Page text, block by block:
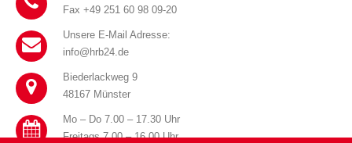
Fax +49 251 60 98 09-20
Unsere E-Mail Adresse:
info@hrb24.de
Biederlackweg 9
48167 Münster
Mo – Do 7.00 – 17.30 Uhr
Freitags 7.00 – 16.00 Uhr